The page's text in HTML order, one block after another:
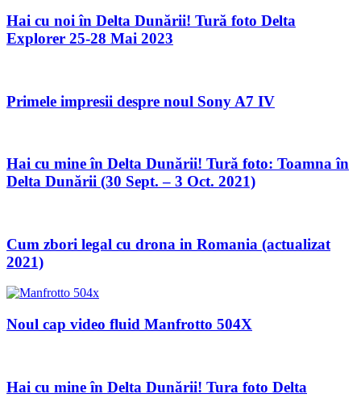
Hai cu noi în Delta Dunării! Tură foto Delta
Explorer 25-28 Mai 2023
Primele impresii despre noul Sony A7 IV
Hai cu mine în Delta Dunării! Tură foto: Toamna în
Delta Dunării (30 Sept. – 3 Oct. 2021)
Cum zbori legal cu drona in Romania (actualizat
2021)
Noul cap video fluid Manfrotto 504X
Hai cu mine în Delta Dunării! Tura foto Delta